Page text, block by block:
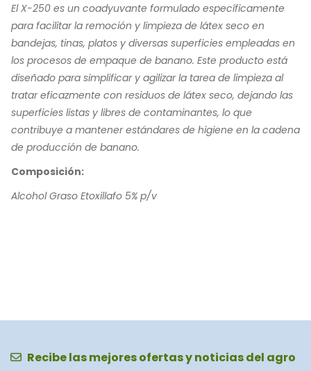
El X-250 es un coadyuvante formulado específicamente
para facilitar la remoción y limpieza de látex seco en
bandejas, tinas, platos y diversas superficies empleadas en
los procesos de empaque de banano. Este producto está
diseñado para simplificar y agilizar la tarea de limpieza al
tratar eficazmente con residuos de látex seco, dejando las
superficies listas y libres de contaminantes, lo que
contribuye a mantener estándares de higiene en la cadena
de producción de banano.
Composición:
Alcohol Graso Etoxillafo 5% p/v
Recibe las mejores ofertas y noticias del agro